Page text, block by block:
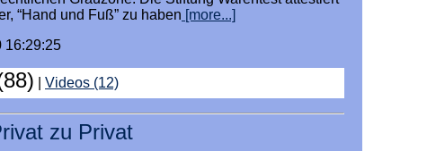
“Hand und Fuß” zu haben [more...]
16:29:25
Videos (12)
zu Privat